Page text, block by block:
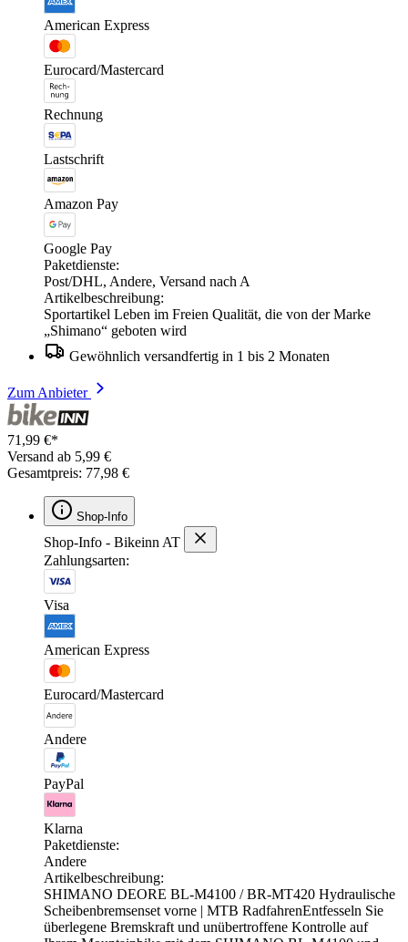
American Express
Eurocard/Mastercard
Rechnung
Lastschrift
Amazon Pay
Google Pay
Paketdienste:
Post/DHL, Andere, Versand nach A
Artikelbeschreibung:
Sportartikel Leben im Freien Qualität, die von der Marke
„Shimano“ geboten wird
Gewöhnlich versandfertig in 1 bis 2 Monaten
Zum Anbieter
71,99 €*
Versand ab 5,99 €
Gesamtpreis: 77,98 €
Shop-Info
Shop-Info - Bikeinn AT
Zahlungsarten:
Visa
American Express
Eurocard/Mastercard
Andere
PayPal
Klarna
Paketdienste:
Andere
Artikelbeschreibung:
SHIMANO DEORE BL-M4100 / BR-MT420 Hydraulische
Scheibenbremsenset vorne | MTB RadfahrenEntfesseln Sie
überlegene Bremskraft und unübertroffene Kontrolle auf